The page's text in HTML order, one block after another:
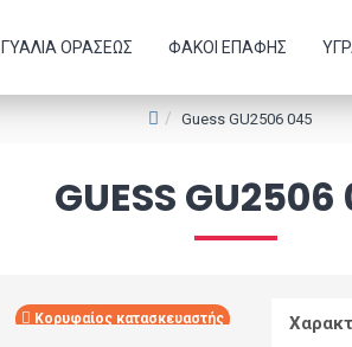
ΓΥΑΛΙΆ ΟΡΆΣΕΩΣ ΦΑΚΟΊ ΕΠΑΦΉΣ
Guess GU2506 045
GUESS
Κορυφαίος κατασκευαστής